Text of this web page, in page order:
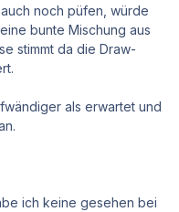
noch püfen, würde
bunte Mischung aus
stimmt da die Draw-
als erwartet und
ich keine gesehen bei